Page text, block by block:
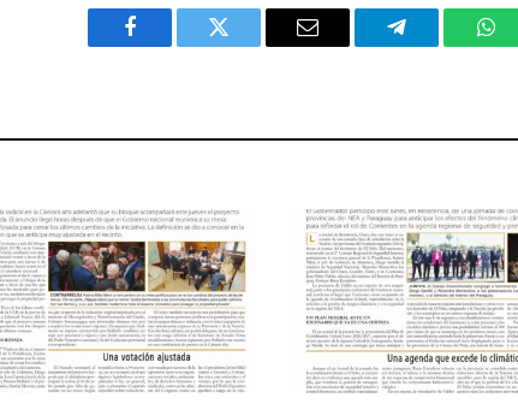
Facebook Twitter Email Telegram